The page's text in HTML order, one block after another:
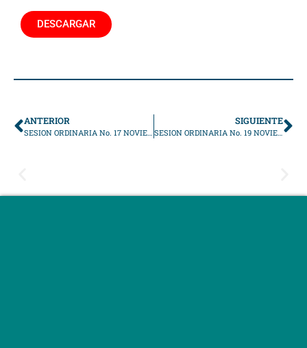
DESCARGAR
ANTERIOR
SESION ORDINARIA No. 17 NOVIEMBRE
SIGUIENTE
SESION ORDINARIA No. 19 NOVIEMBRE